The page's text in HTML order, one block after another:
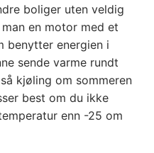
boliger uten veldig
en motor med et
benytter energien i
sende varme rundt
kjøling om sommeren
best om du ikke
enn -25 om